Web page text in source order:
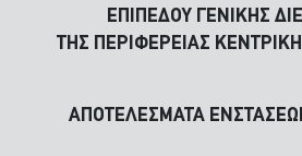
ΕΠΙΠΕΔΟΥ ΓΕΝΙΚΗΣ
ΤΗΣ ΠΕΡΙΦΕΡΕΙΑΣ
ΑΠΟΤΕΛΕΣΜΑΤΑ